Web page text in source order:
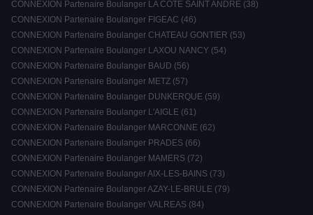
CONNEXION Partenaire Boulanger LA COTE SAINT ANDRE (38)
CONNEXION Partenaire Boulanger FIGEAC (46)
CONNEXION Partenaire Boulanger CHATEAU GONTIER (53)
CONNEXION Partenaire Boulanger LAXOU NANCY (54)
CONNEXION Partenaire Boulanger BAUD (56)
CONNEXION Partenaire Boulanger METZ (57)
CONNEXION Partenaire Boulanger DUNKERQUE (59)
CONNEXION Partenaire Boulanger L'AIGLE (61)
CONNEXION Partenaire Boulanger MARCONNE (62)
CONNEXION Partenaire Boulanger PRADES (66)
CONNEXION Partenaire Boulanger MAMERS (72)
CONNEXION Partenaire Boulanger AIX-LES-BAINS (73)
CONNEXION Partenaire Boulanger AZAY-LE-BRULE (79)
CONNEXION Partenaire Boulanger VALREAS (84)